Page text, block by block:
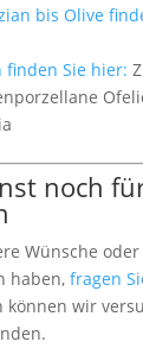
bis Olive
finden Sie hier:
noch
Wünsche
haben, fragen
können wir